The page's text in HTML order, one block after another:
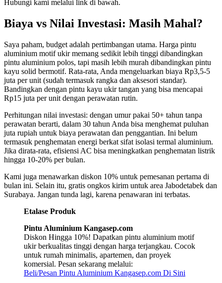
Hubungi kami melalui link di bawah.
Biaya vs Nilai Investasi: Masih Mahal?
Saya paham, budget adalah pertimbangan utama. Harga pintu
aluminium motif ukir memang sedikit lebih tinggi dibandingkan
pintu aluminium polos, tapi masih lebih murah dibandingkan pintu
kayu solid bermotif. Rata-rata, Anda mengeluarkan biaya Rp3,5-5
juta per unit (sudah termasuk rangka dan aksesori standar).
Bandingkan dengan pintu kayu ukir tangan yang bisa mencapai
Rp15 juta per unit dengan perawatan rutin.
Perhitungan nilai investasi: dengan umur pakai 50+ tahun tanpa
perawatan berarti, dalam 30 tahun Anda bisa menghemat puluhan
juta rupiah untuk biaya perawatan dan penggantian. Ini belum
termasuk penghematan energi berkat sifat isolasi termal aluminium.
Jika dirata-rata, efisiensi AC bisa meningkatkan penghematan listrik
hingga 10-20% per bulan.
Kami juga menawarkan diskon 10% untuk pemesanan pertama di
bulan ini. Selain itu, gratis ongkos kirim untuk area Jabodetabek dan
Surabaya. Jangan tunda lagi, karena penawaran ini terbatas.
Etalase Produk
Pintu Aluminium Kangasep.com
Diskon Hingga 10%! Dapatkan pintu aluminium motif
ukir berkualitas tinggi dengan harga terjangkau. Cocok
untuk rumah minimalis, apartemen, dan proyek
komersial. Pesan sekarang melalui:
Beli/Pesan Pintu Aluminium Kangasep.com Di Sini